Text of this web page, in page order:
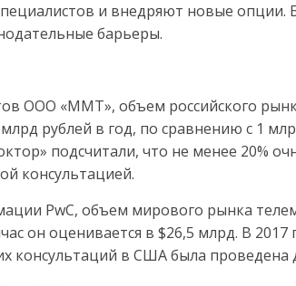
и внедряют новые опции.
барьеры.
ООО «ММТ», объем российского
рублей в год, по сравнению с 1
подсчитали, что не менее 20%
консультацией.
PwC, объем мирового рынка
он оценивается в $26,5 млрд. В
консультаций в США была проведена